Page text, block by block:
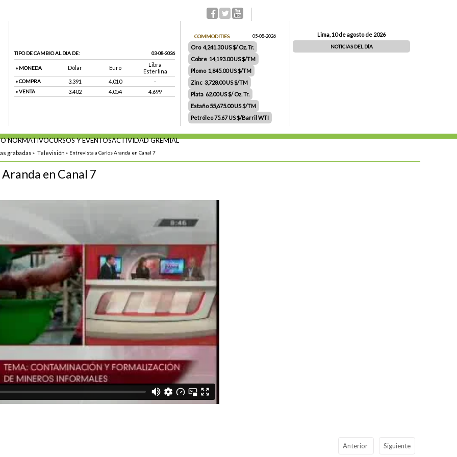
TIPO DE CAMBIO AL DIA DE: 03-08-2026
» MONEDA Dólar Euro
Libra
Esterlina
» COMPRA 3.391 4.010 -
» VENTA 3.402 4.054 4.699
COMMODITIES 05-08-2026
Oro 4,241.30 US $/ Oz. Tr.
Cobre 14,193.00 US $/TM
Plomo 1,845.00 US $/TM
Zinc 3,728.00 US $/TM
Plata 62.00 US $/ Oz. Tr.
Estaño 55,675.00 US $/TM
Petróleo 75.67 US $/Barril WTI
Lima, 10 de agosto de 2026
NOTICIAS DEL DÍA
NORMATIVOCURSOS Y EVENTOSACTIVIDAD GREMIAL
grabadas » Televisión » Entrevista a Carlos Aranda en Canal 7
en Canal 7
Anterior Siguiente